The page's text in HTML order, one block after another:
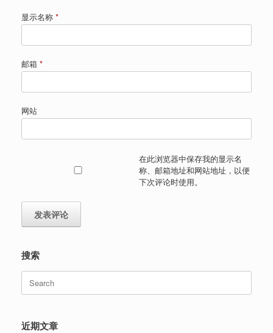
显示名称 *
邮箱 *
网站
在此浏览器中保存我的显示名
称、邮箱地址和网站地址，以便
下次评论时使用。
搜索
Search
for:
近期文章